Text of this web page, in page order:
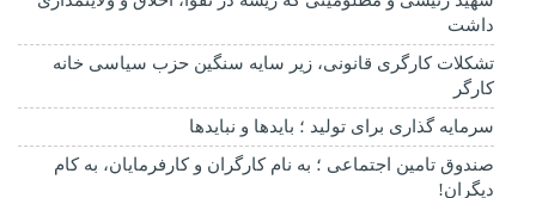
داشت
تشکلات کارگری قانونی، زیر سایه سنگین حزب سیاسی خانه
کارگر
سرمایه گذاری برای تولید ؛ بایدها و نبایدها
صندوق تامین اجتماعی ؛ به نام کارگران و کارفرمایان، به کام
دیگران!